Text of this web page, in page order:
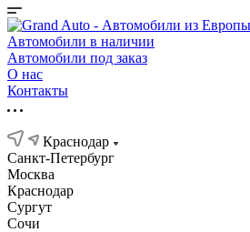
Автомобили в наличии
Автомобили под заказ
О нас
Контакты
Краснодар
Санкт-Петербург
Москва
Краснодар
Сургут
Сочи